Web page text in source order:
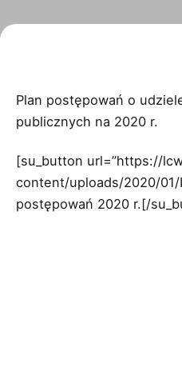
Plan postępowań o
publicznych na 2020 r.
[su_button url=”https://
content/uploads/2020/01/
postępowań 2020 r.[/